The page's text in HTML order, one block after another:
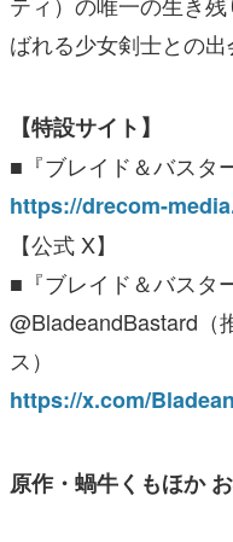
ばれる少女剣士との
【特設サイト】
■『ブレイド＆バスタ
https://drecom-
【公式 X】
■『ブレイド＆バスタ
@BladeandBastard（
ス）
https://x.com/
原作・蝸牛くもほか